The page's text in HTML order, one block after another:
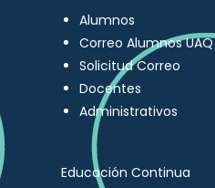
Alumnos
Correo Alumnos UAQ
Solicitud Correo
Docentes
Administrativos
Educación Continua